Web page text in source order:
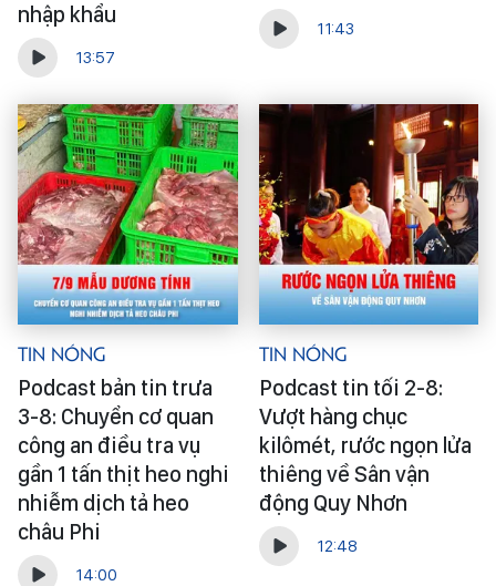
nhập khẩu
13:57
11:43
Tin Nóng
Podcast bản tin trưa
3-8: Chuyển cơ quan
công an điều tra vụ
gần 1 tấn thịt heo nghi
nhiễm dịch tả heo
châu Phi
14:00
Tin Nóng
Podcast tin tối 2-8:
Vượt hàng chục
kilômét, rước ngọn lửa
thiêng về Sân vận
động Quy Nhơn
12:48